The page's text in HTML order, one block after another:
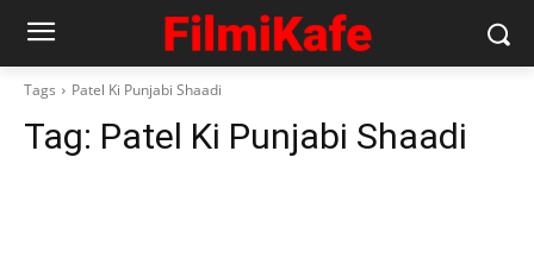
Tags Patel Ki Punjabi Shaadi
Tag: Patel Ki Punjabi Shaadi